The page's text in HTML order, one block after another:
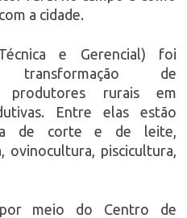
a cidade.
e Gerencial) foi
transformação de
produtores rurais em
Entre elas estão
de corte e de leite,
piscicultura,
por meio do Centro de